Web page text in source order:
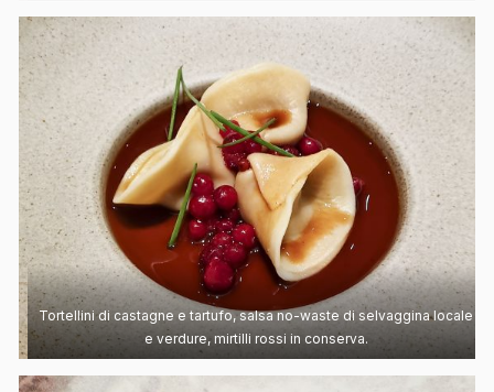
Tortellini di castagne e tartufo, salsa no-waste di selvaggina locale
e verdure, mirtilli rossi in conserva.